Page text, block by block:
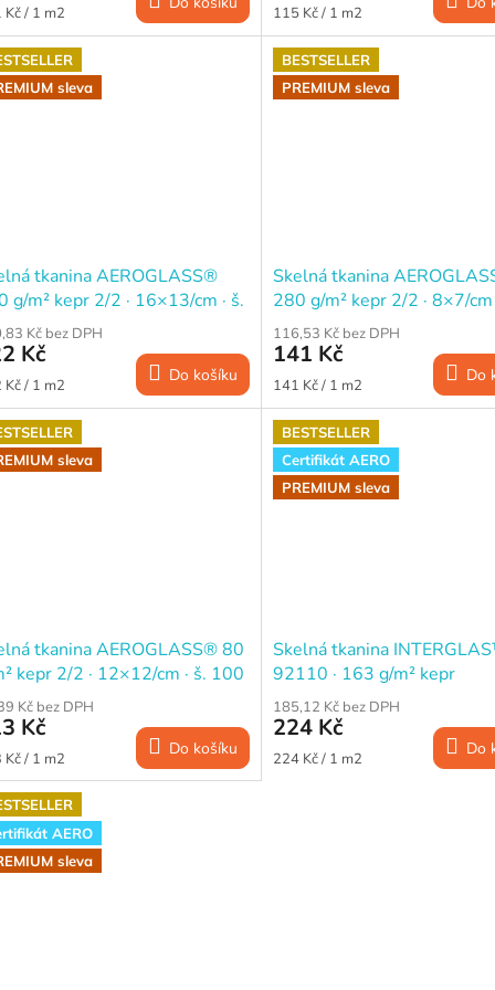
Kč / 1 m2
Měrná
cena:
115 Kč / 1 m2
sleva
tkanina AEROGLASS®
g/m² kepr 2/2 · 16×13/cm · š.
cmKč bez DPH
Kč
Kč / 1 m2 Do košíku
BESTSELLER
PREMIUM sleva
Skelná tkanina
280 g/m² kepr 2/2 · 8×7/cm
cm
116,53 Kč bez DPH
141 Kč
Měrná
cena:
141 Kč / 1 m2 Do
sleva
tkanina AEROGLASS® 80
kepr 2/2 · 12×12/cm · š. 100
Kč bez DPH
Kč
Kč / 1 m2 Do košíku
BESTSELLER
Certifikát AERO
PREMIUM sleva
Skelná tkanina
92110 · 163 g/m² kepr
2/2 · 12×11.5/cm · š. 100 cm
185,12 Kč bez DPH
224 Kč
Měrná
224 Kč / 1 m2 Do
AERO
sleva